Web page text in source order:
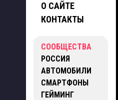
О САЙТЕ
КОНТАКТЫ
СООБЩЕСТВА
РОССИЯ
АВТОМОБИЛИ
СМАРТФОНЫ
ГЕЙМИНГ